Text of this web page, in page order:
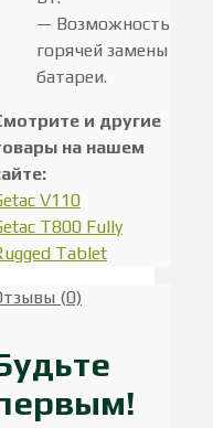
— Возможность
горячей замены
батареи.
и другие
на нашем
V110
T800 Fully
Tablet
(0)